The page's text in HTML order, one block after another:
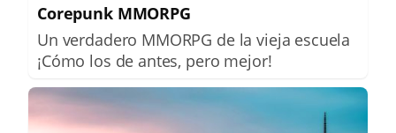
Corepunk MMORPG
Un verdadero MMORPG de la vieja escuela
¡Cómo los de antes, pero mejor!